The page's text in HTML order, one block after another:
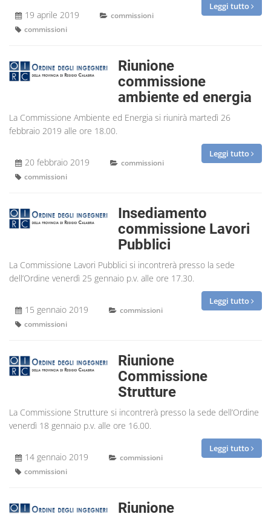
Leggi tutto
19 aprile 2019
commissioni
commissioni
Riunione
commissione
ambiente ed energia
La Commissione Ambiente ed Energia si riunirà martedì 26
febbraio 2019 alle ore 18.00.
Leggi tutto
20 febbraio 2019
commissioni
commissioni
Insediamento
commissione Lavori
Pubblici
La Commissione Lavori Pubblici si incontrerà presso la sede
dell’Ordine venerdì 25 gennaio p.v. alle ore 17.30.
Leggi tutto
15 gennaio 2019
commissioni
commissioni
Riunione
Commissione
Strutture
La Commissione Strutture si incontrerà presso la sede dell’Ordine
venerdì 18 gennaio p.v. alle ore 16.00.
Leggi tutto
14 gennaio 2019
commissioni
commissioni
Riunione